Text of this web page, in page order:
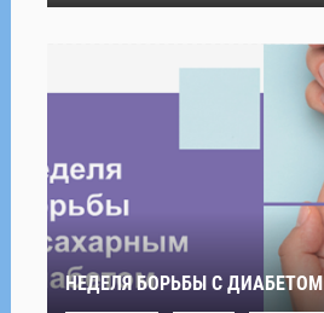
НЕДЕЛЯ БОРЬБЫ С ДИАБЕТОМ